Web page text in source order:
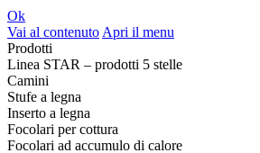
Ok
Vai al contenuto Apri il menu
Prodotti
Linea STAR – prodotti 5 stelle
Camini
Stufe a legna
Inserto a legna
Focolari per cottura
Focolari ad accumulo di calore